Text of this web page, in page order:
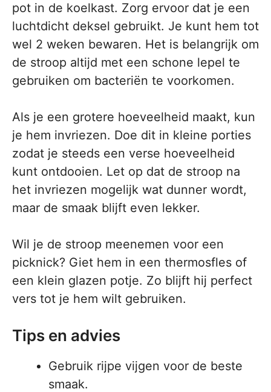
pot in de koelkast. Zorg ervoor dat je een
luchtdicht deksel gebruikt. Je kunt hem tot
wel 2 weken bewaren. Het is belangrijk om
de stroop altijd met een schone lepel te
gebruiken om bacteriën te voorkomen.
Als je een grotere hoeveelheid maakt, kun
je hem invriezen. Doe dit in kleine porties
zodat je steeds een verse hoeveelheid
kunt ontdooien. Let op dat de stroop na
het invriezen mogelijk wat dunner wordt,
maar de smaak blijft even lekker.
Wil je de stroop meenemen voor een
picknick? Giet hem in een thermosfles of
een klein glazen potje. Zo blijft hij perfect
vers tot je hem wilt gebruiken.
Tips en advies
Gebruik rijpe vijgen voor de beste
smaak.